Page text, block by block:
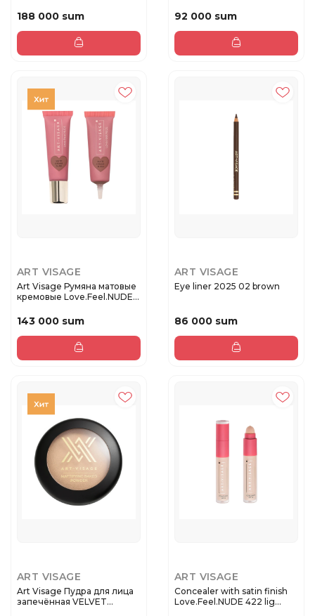
188 000 sum 92 000 sum
ART VISAGE
Art Visage Румяна матовые
кремовые Love.Feel.NUDE
143 000 sum
ART VISAGE
Eye liner 2025 02 brown
86 000 sum
ART VISAGE
Art Visage Пудра для лица
запечённая VELVET
ART VISAGE
Concealer with satin finish
Love.Feel.NUDE 422 lig...